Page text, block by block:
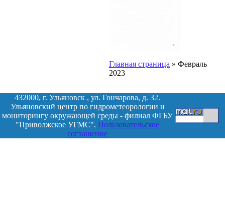
Главная страница » Февраль
2023
432000, г. Ульяновск , ул. Гончарова, д. 32.
Ульяновский центр по гидрометеорологии и
мониторингу окружающей среды - филиал ФГБУ
"Приволжское УГМС". Пользовательское
соглашение